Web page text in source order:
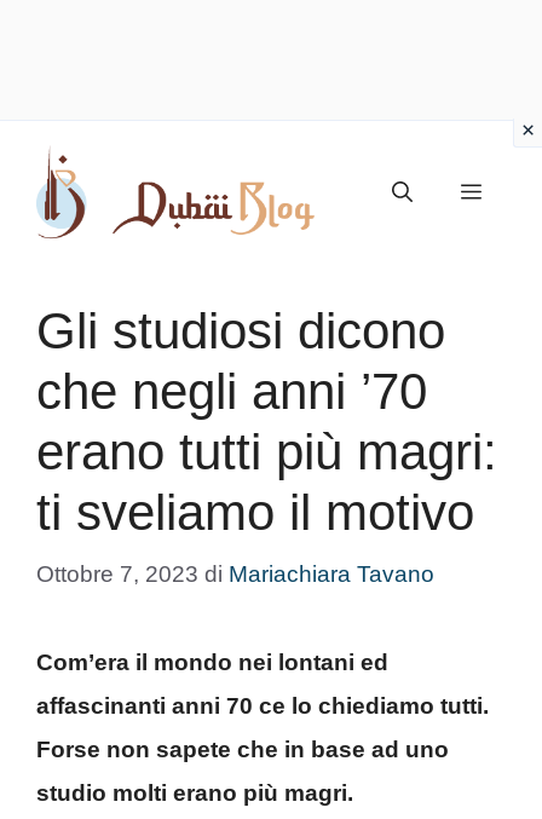
contenuto
Menu
Gli studiosi dicono
che negli anni ’70
erano tutti più magri:
ti sveliamo il motivo
Ottobre 7, 2023 di Mariachiara Tavano
Com’era il mondo nei lontani ed
affascinanti anni 70 ce lo chiediamo tutti.
Forse non sapete che in base ad uno
studio molti erano più magri.